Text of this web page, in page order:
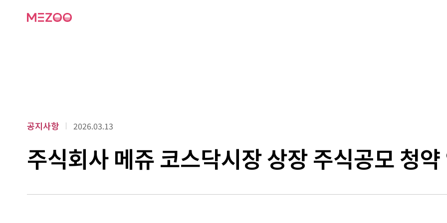
공지사항 2026.03.13
주식회사 메쥬 코스닥시장 상장 주식공모 청